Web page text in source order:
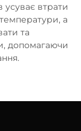
усуває втрати
а
та
допомагаючи